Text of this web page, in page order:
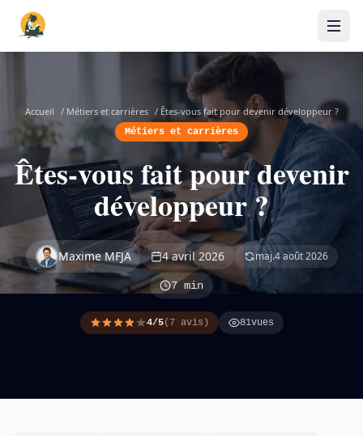
Accueil / Métiers et carrières / Êtes-vous fait pour devenir développeur ?
Métiers et carrières
Êtes-vous fait pour devenir
développeur ?
Maxime MFJA 4 avril 2026 maj.4 août 2026
7 min
4/5(7 avis) 81vues